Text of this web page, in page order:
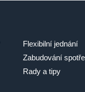
Flexibilní jednání
Zabudování
Rady a tipy